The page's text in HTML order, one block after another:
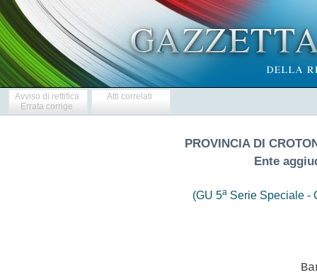
Avviso di rettifica
Errata corrige
Atti correlati
PROVINCIA DI
Ente
(GU 5a Serie Speciale -